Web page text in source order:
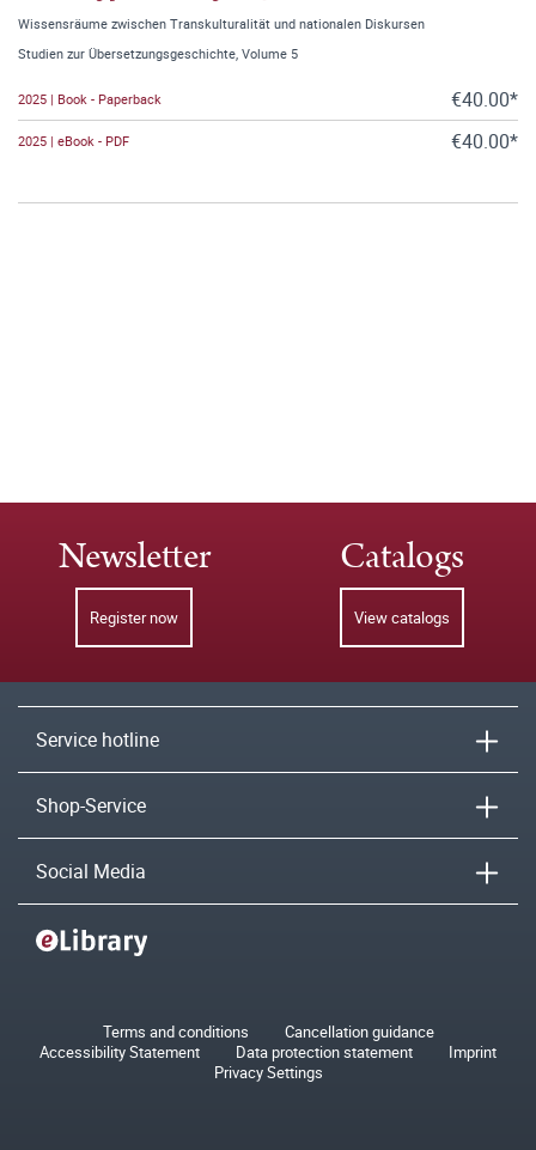
Wissensräume zwischen Transkulturalität und nationalen Diskursen
Studien zur Übersetzungsgeschichte, Volume 5
2025 | Book - Paperback €40.00*
2025 | eBook - PDF €40.00*
Newsletter
Register now
Catalogs
View catalogs
Service hotline
Shop-Service
Social Media
Terms and conditions
Cancellation guidance
Accessibility Statement
Data protection statement
Imprint
Privacy Settings